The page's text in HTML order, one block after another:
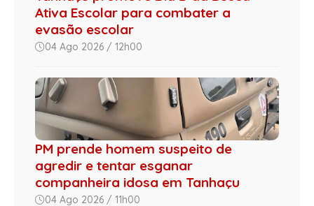
Ativa Escolar para combater a
evasão escolar
04 Ago 2026 / 12h00
PM prende homem suspeito de
agredir e tentar esganar
companheira idosa em Tanhaçu
04 Ago 2026 / 11h00